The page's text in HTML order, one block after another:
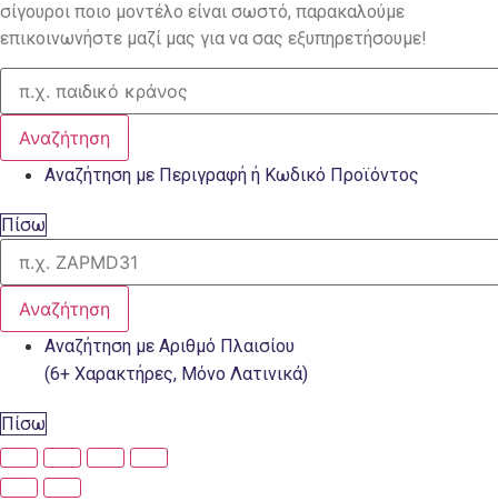
σίγουροι ποιο μοντέλο είναι σωστό, παρακαλούμε
επικοινωνήστε μαζί μας για να σας εξυπηρετήσουμε!
Αναζήτηση
Αναζήτηση με Περιγραφή ή Κωδικό Προϊόντος
Πίσω
Αναζήτηση
Αναζήτηση με Αριθμό Πλαισίου
(6+ Χαρακτήρες, Μόνο Λατινικά)
Πίσω